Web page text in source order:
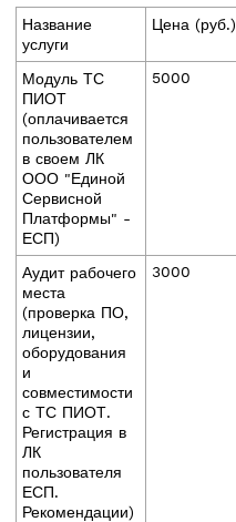
Название
услуги
Цена (руб.)
Модуль ТС
ПИОТ
(оплачивается
пользователем
в своем ЛК
ООО "Единой
Сервисной
Платформы" -
ЕСП)
5000
Аудит рабочего
места
(проверка ПО,
лицензии,
оборудования
и
совместимости
с ТС ПИОТ.
Регистрация в
ЛК
пользователя
ЕСП.
Рекомендации)
3000